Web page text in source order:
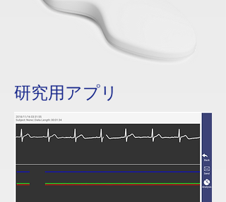
​研究用アプリ